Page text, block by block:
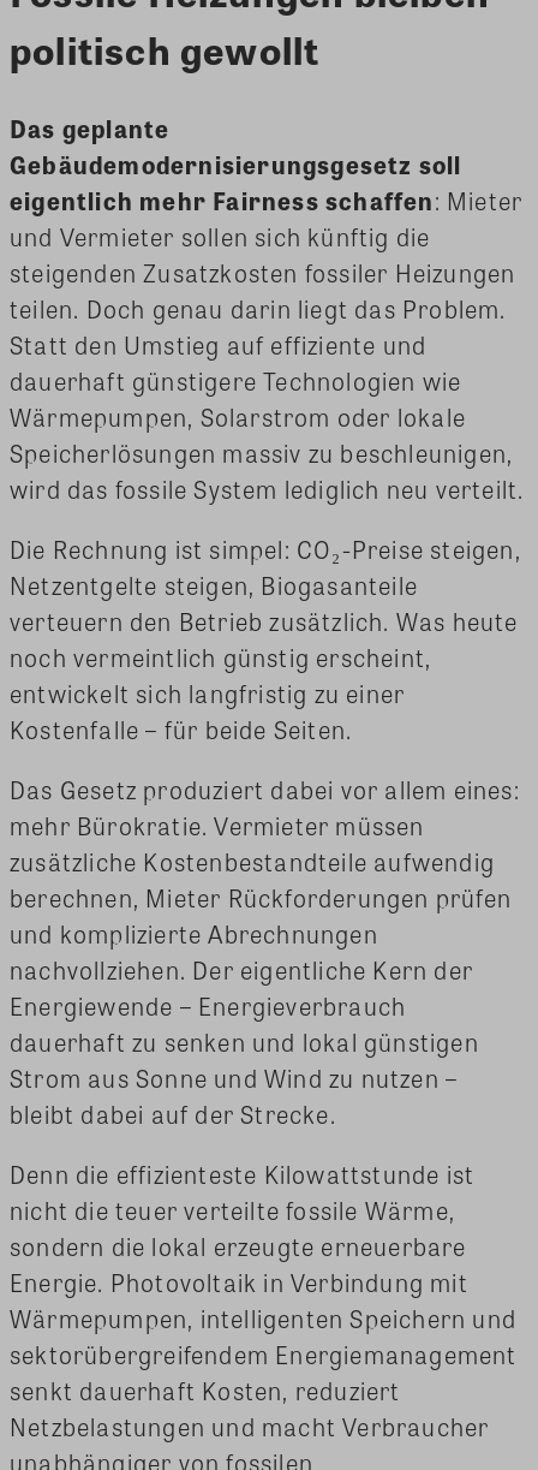
politisch gewollt
Das geplante
Gebäudemodernisierungsgesetz soll
eigentlich mehr Fairness schaffen: Mieter
und Vermieter sollen sich künftig die
steigenden Zusatzkosten fossiler Heizungen
teilen. Doch genau darin liegt das Problem.
Statt den Umstieg auf effiziente und
dauerhaft günstigere Technologien wie
Wärmepumpen, Solarstrom oder lokale
Speicherlösungen massiv zu beschleunigen,
wird das fossile System lediglich neu verteilt.
Die Rechnung ist simpel: CO₂-Preise steigen,
Netzentgelte steigen, Biogasanteile
verteuern den Betrieb zusätzlich. Was heute
noch vermeintlich günstig erscheint,
entwickelt sich langfristig zu einer
Kostenfalle – für beide Seiten.
Das Gesetz produziert dabei vor allem eines:
mehr Bürokratie. Vermieter müssen
zusätzliche Kostenbestandteile aufwendig
berechnen, Mieter Rückforderungen prüfen
und komplizierte Abrechnungen
nachvollziehen. Der eigentliche Kern der
Energiewende – Energieverbrauch
dauerhaft zu senken und lokal günstigen
Strom aus Sonne und Wind zu nutzen –
bleibt dabei auf der Strecke.
Denn die effizienteste Kilowattstunde ist
nicht die teuer verteilte fossile Wärme,
sondern die lokal erzeugte erneuerbare
Energie. Photovoltaik in Verbindung mit
Wärmepumpen, intelligenten Speichern und
sektorübergreifendem Energiemanagement
senkt dauerhaft Kosten, reduziert
Netzbelastungen und macht Verbraucher
unabhängiger von fossilen